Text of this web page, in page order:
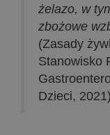
żelazo, w
zbożowe
(Zasady
Stanowisko
Dzieci, 2021)